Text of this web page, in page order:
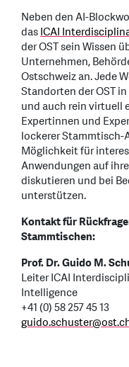
Neben den AI-
dasICAI
der OST sein Wissen
Unternehmen,
Ostschweiz an. Jede
Standorten der OST
und auch rein virtuell
Expertinnen und
lockerer Stammtisch-
Möglichkeit für
Anwendungen auf
diskutieren und bei
unterstützen.
Kontakt für
Stammtischen:
Prof. Dr. Guido M.
Leiter ICAI
Intelligence
+41 (0) 58 257 45 13
guido.schuster@